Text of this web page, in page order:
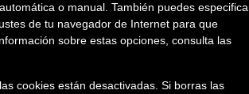
o manual. También puedes
de tu navegador de Internet para que
sobre estas opciones, consulta las
cookies están desactivadas. Si borras las